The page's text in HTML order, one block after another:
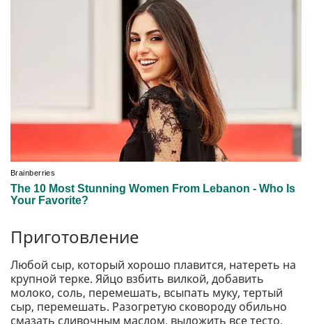
Приготовление
Любой сыр, который хорошо плавится, натереть на
крупной терке. Яйцо взбить вилкой, добавить
молоко, соль, перемешать, всыпать муку, тертый
сыр, перемешать. Разогретую сковороду обильно
смазать сливочным маслом, выложить все тесто.